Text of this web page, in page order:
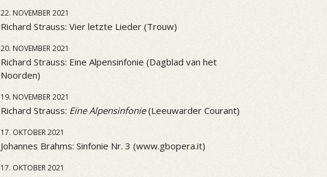
22. NOVEMBER 2021
Richard Strauss: Vier letzte Lieder (Trouw)
20. NOVEMBER 2021
Richard Strauss: Eine Alpensinfonie (Dagblad van het
Noorden)
19. NOVEMBER 2021
Richard Strauss: Eine Alpensinfonie(Leeuwarder Courant)
17. OKTOBER 2021
Johannes Brahms: Sinfonie Nr. 3 (www.gbopera.it)
17. OKTOBER 2021